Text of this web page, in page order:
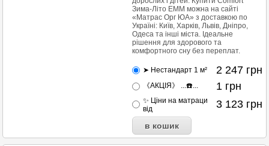
Зима-Літо ЕММ можна на сайті
«Матрас Орг ЮА» з доставкою по
Україні: Київ, Харків, Львів, Дніпро,
Одеса та інші міста. Ідеальне
рішення для здорового та
комфортного сну без переплат.
➤ Нестандарт 1 м² 2 247 грн
《АКЦІЯ》 ...☎️... 1 грн
✨ Ціни на матраци
від
3 123 грн